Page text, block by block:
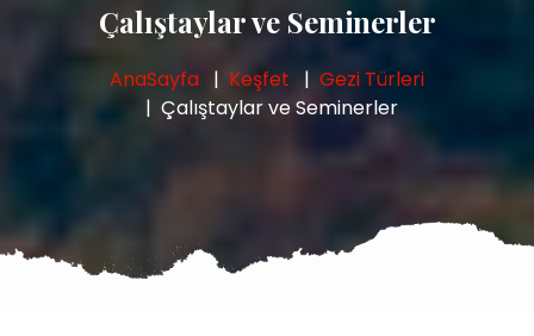
Çalıştaylar ve Seminerler
AnaSayfa Keşfet
Gezi Türleri
Çalıştaylar ve Seminerler